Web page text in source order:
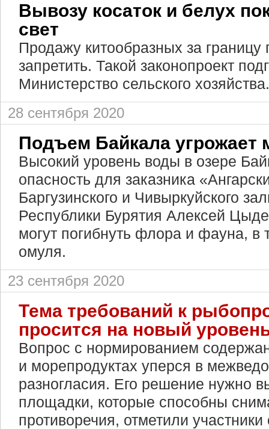
Вывозу косаток и белух
свет
Продажу китообразных за границу
запретить. Такой законопроект
Министерство сельского хозяйства.
28 сентября 2020
Подъем Байкала угрожает
Высокий уровень воды в озере
опасность для заказника
Баргузинского и Чивыркуйского
Республики Бурятия Алексей
могут погибнуть флора и фауна, в
омуля.
23 сентября 2020
Тема требований к
просится на новый
Вопрос с нормированием
и морепродуктах уперся в
разногласия. Его решение нужно
площадки, которые способны
противоречия, отметили